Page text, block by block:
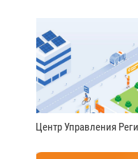
Центр Управления